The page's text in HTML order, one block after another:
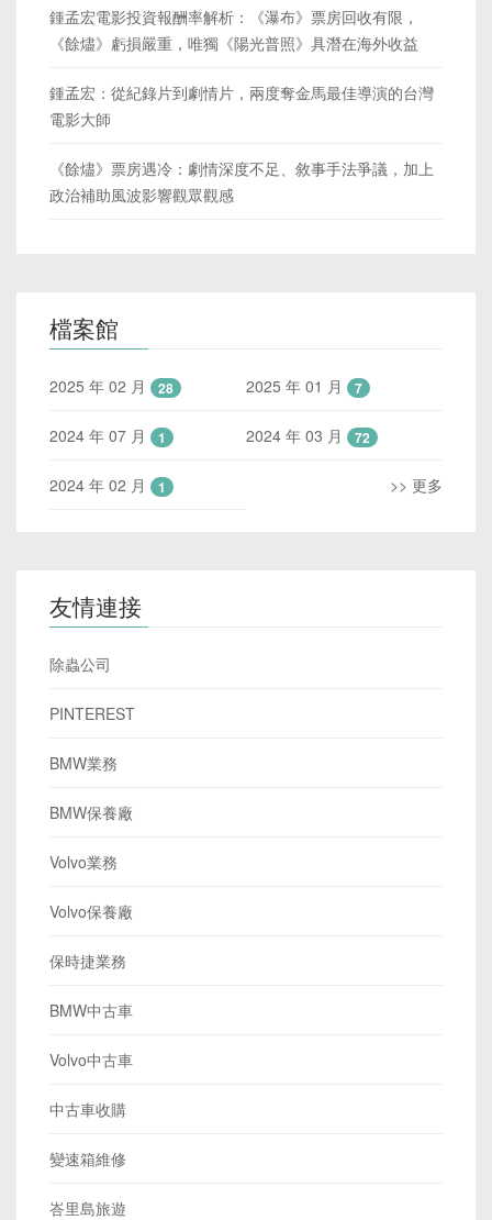
鍾孟宏電影投資報酬率解析：《瀑布》票房回收有限，
《餘燼》虧損嚴重，唯獨《陽光普照》具潛在海外收益
鍾孟宏：從紀錄片到劇情片，兩度奪金馬最佳導演的台灣
電影大師
《餘燼》票房遇冷：劇情深度不足、敘事手法爭議，加上
政治補助風波影響觀眾觀感
檔案館
2025 年 02 月 28 2025 年 01 月 7
2024 年 07 月 1 2024 年 03 月 72
2024 年 02 月 1 >> 更多
友情連接
除蟲公司
PINTEREST
BMW業務
BMW保養廠
Volvo業務
Volvo保養廠
保時捷業務
BMW中古車
Volvo中古車
中古車收購
變速箱維修
峇里島旅遊